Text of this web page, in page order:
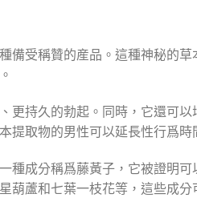
備受稱贊的産品。這種神秘的草
更持久的勃起。同時，它還可
提取物的男性可以延長性行爲時
種成分稱爲藤黃子，它被證明
葫蘆和七葉一枝花等，這些成分